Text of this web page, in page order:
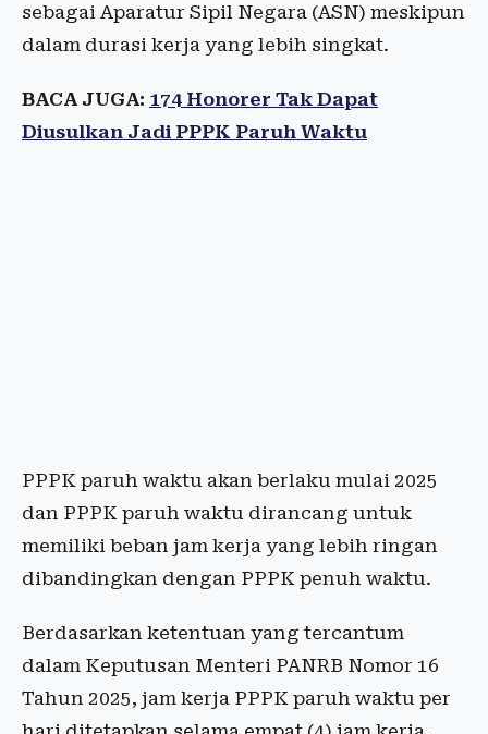
sebagai Aparatur Sipil Negara (ASN) meskipun
dalam durasi kerja yang lebih singkat.
BACA JUGA: 174 Honorer Tak Dapat
Diusulkan Jadi PPPK Paruh Waktu
PPPK paruh waktu akan berlaku mulai 2025
dan PPPK paruh waktu dirancang untuk
memiliki beban jam kerja yang lebih ringan
dibandingkan dengan PPPK penuh waktu.
Berdasarkan ketentuan yang tercantum
dalam Keputusan Menteri PANRB Nomor 16
Tahun 2025, jam kerja PPPK paruh waktu per